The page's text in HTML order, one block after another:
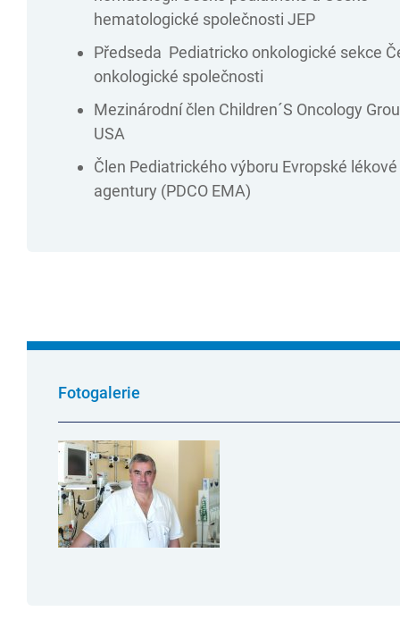
hematologické společnosti JEP
Předseda Pediatricko onkologické sekce
onkologické společnosti
Mezinárodní člen Children´S Oncology
USA
Člen Pediatrického výboru Evropské lékové
agentury (PDCO EMA)
Fotogalerie